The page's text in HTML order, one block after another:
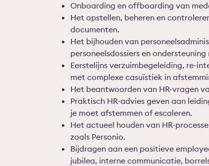
Onboarding en offboarding van
Het opstellen, beheren en
documenten.
Het bijhouden van
personeelsdossiers en
Eerstelijns verzuimbegeleiding, re-
met complexe casuïstiek in
Het beantwoorden van HR-vragen
Praktisch HR-advies geven aan
je moet afstemmen of escaleren.
Het actueel houden van HR-
zoals Personio.
Bijdragen aan een positieve
jubilea, interne communicatie,